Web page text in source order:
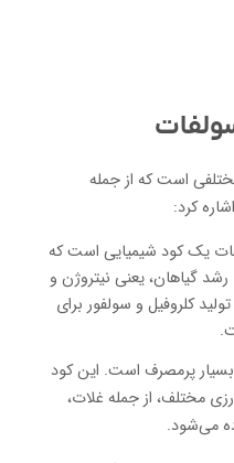
است که از جمله
کرد:
یک کود شیمیایی است که
گیاهان، یعنی نیتروژن و
کلروفیل و سولفور برای
پرمصرف است. این کود
مختلف، از جمله غلات،
می‌شود.